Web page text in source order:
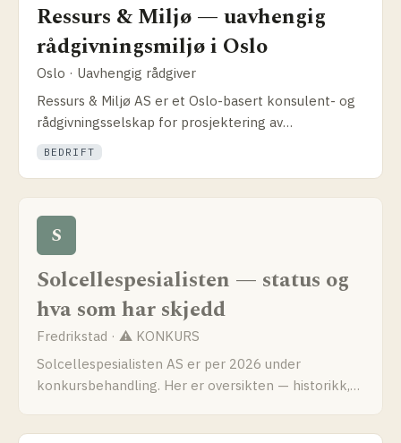
Ressurs & Miljø — uavhengig
rådgivnings­miljø i Oslo
Oslo · Uavhengig rådgiver
Ressurs & Miljø AS er et Oslo-basert konsulent- og
rådgivnings­selskap for prosjektering av
solcelleanlegg. Tverrfaglig kompetanse innen vann,
energi og miljø.
BEDRIFT
S
Solcellespesialisten — status og
hva som har skjedd
Fredrikstad · ⚠ KONKURS
Solcellespesialisten AS er per 2026 under
konkursbehandling. Her er oversikten — historikk,